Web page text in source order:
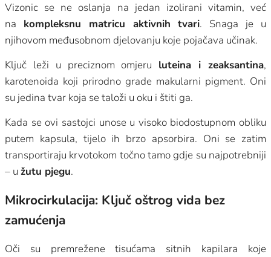
Vizonic se ne oslanja na jedan izolirani vitamin, već
na kompleksnu matricu aktivnih tvari. Snaga je u
njihovom međusobnom djelovanju koje pojačava učinak.
Ključ leži u preciznom omjeru luteina i zeaksantina,
karotenoida koji prirodno grade makularni pigment. Oni
su jedina tvar koja se taloži u oku i štiti ga.
Kada se ovi sastojci unose u visoko biodostupnom obliku
putem kapsula, tijelo ih brzo apsorbira. Oni se zatim
transportiraju krvotokom točno tamo gdje su najpotrebniji
– u žutu pjegu.
Mikrocirkulacija: Ključ oštrog vida bez
zamućenja
Oči su premrežene tisućama sitnih kapilara koje